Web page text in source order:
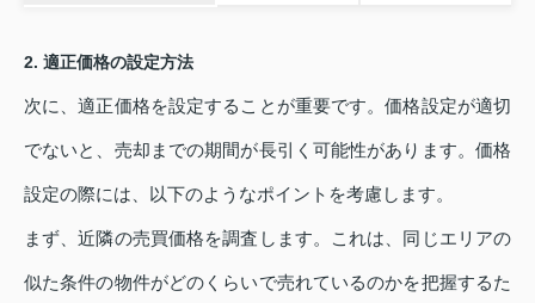
2. 適正価格の設定方法
次に、適正価格を設定することが重要です。価格設定が適切
でないと、売却までの期間が長引く可能性があります。価格
設定の際には、以下のようなポイントを考慮します。
まず、近隣の売買価格を調査します。これは、同じエリアの
似た条件の物件がどのくらいで売れているのかを把握するた